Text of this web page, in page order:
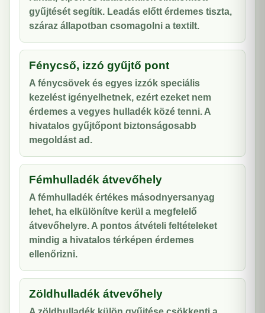
gyűjtését segítik. Leadás előtt érdemes tiszta,
száraz állapotban csomagolni a textilt.
Fénycső, izzó gyűjtő pont
A fénycsövek és egyes izzók speciális
kezelést igényelhetnek, ezért ezeket nem
érdemes a vegyes hulladék közé tenni. A
hivatalos gyűjtőpont biztonságosabb
megoldást ad.
Fémhulladék átvevőhely
A fémhulladék értékes másodnyersanyag
lehet, ha elkülönítve kerül a megfelelő
átvevőhelyre. A pontos átvételi feltételeket
mindig a hivatalos térképen érdemes
ellenőrizni.
Zöldhulladék átvevőhely